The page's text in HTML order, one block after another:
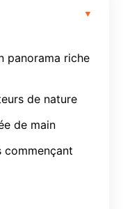
panorama riche
de nature
de main
commençant